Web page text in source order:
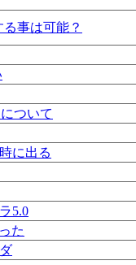
事は可能？
ついて
に出る
5.0
た